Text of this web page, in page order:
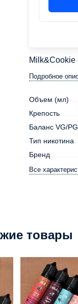
Milk&Cookie
Подробное
Объем (мл)
Крепость
Баланс VG/PG
Тип никотина
Бренд
Все
товары